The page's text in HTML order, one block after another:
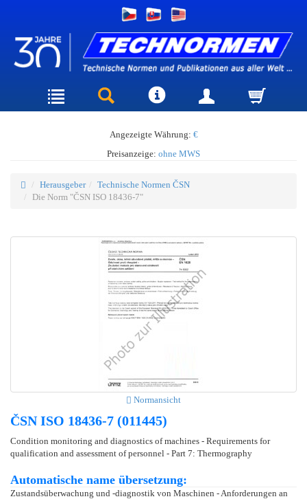
Angezeigte Währung: €
Preisanzeige: ohne MWS
Herausgeber
Technische Normen ČSN
Die Norm "ČSN ISO 18436-7"
Normansicht
ČSN ISO 18436-7 (011445)
Condition monitoring and diagnostics of machines - Requirements for
qualification and assessment of personnel - Part 7: Thermography
Automatische name übersetzung:
Zustandsüberwachung und -diagnostik von Maschinen - Anforderungen an